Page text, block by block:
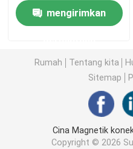
Pin POGO berujung
SMT POGO Pin
Pin POGO Magnetik
Konektor Pin Pogo
mengirimkan
Rumah Tentang kita
Sitemap
Cina Magnetik
Copyright © 2026